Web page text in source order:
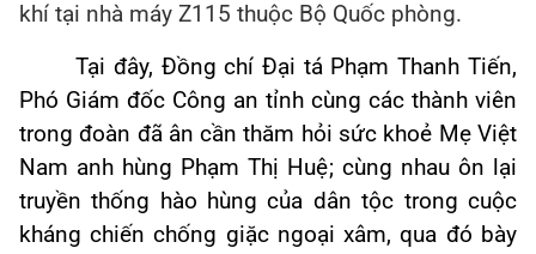
khí tại nhà máy Z115 thuộc Bộ Quốc phòng.
Tại đây, Đồng chí Đại tá Phạm Thanh Tiến,
Phó Giám đốc Công an tỉnh cùng các thành viên
trong đoàn đã ân cần thăm hỏi sức khoẻ Mẹ Việt
Nam anh hùng Phạm Thị Huệ; cùng nhau ôn lại
truyền thống hào hùng của dân tộc trong cuộc
kháng chiến chống giặc ngoại xâm, qua đó bày